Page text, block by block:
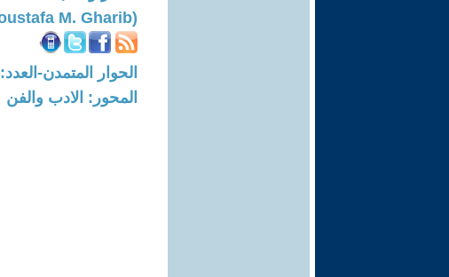
(Moustafa M. Gharib)
الحوار المتمدن-العدد: 8071 - 2024 / 8 / 16 - 16:11
المحور: الادب والفن